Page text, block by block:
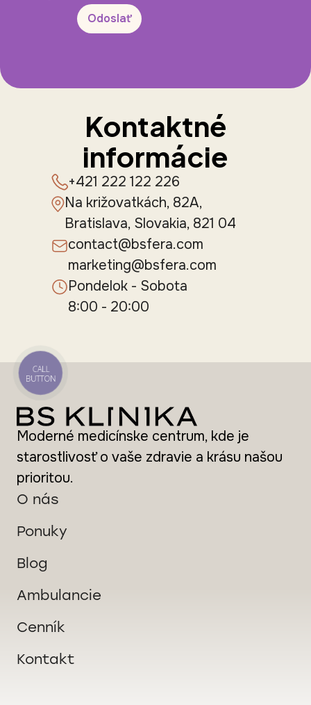
Kontaktné
informácie
+421 222 122 226
Na križovatkách, 82A,
Bratislava, Slovakia, 821 04
contact@bsfera.com
marketing@bsfera.com
Pondelok - Sobota
8:00 - 20:00
Moderné medicínske centrum, kde je
starostlivosť o vaše zdravie a krásu našou
prioritou.
O nás
Ponuky
Blog
Ambulancie
Cenník
Kontakt